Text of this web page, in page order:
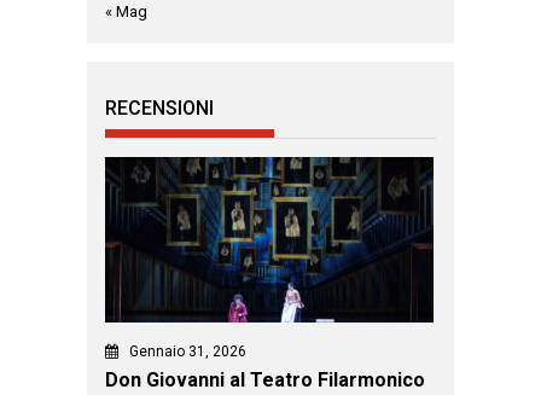
« Mag
RECENSIONI
Gennaio 31, 2026
Don Giovanni al Teatro Filarmonico